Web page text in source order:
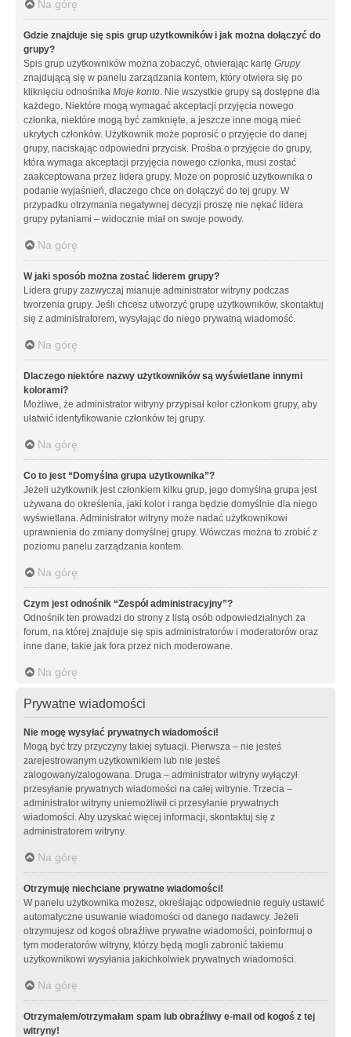
Na górę
Gdzie znajduje się spis grup użytkowników i jak można dołączyć do
grupy?
Spis grup użytkowników można zobaczyć, otwierając kartę Grupy
znajdującą się w panelu zarządzania kontem, który otwiera się po
kliknięciu odnośnika Moje konto. Nie wszystkie grupy są dostępne dla
każdego. Niektóre mogą wymagać akceptacji przyjęcia nowego
członka, niektóre mogą być zamknięte, a jeszcze inne mogą mieć
ukrytych członków. Użytkownik może poprosić o przyjęcie do danej
grupy, naciskając odpowiedni przycisk. Prośba o przyjęcie do grupy,
która wymaga akceptacji przyjęcia nowego członka, musi zostać
zaakceptowana przez lidera grupy. Może on poprosić użytkownika o
podanie wyjaśnień, dlaczego chce on dołączyć do tej grupy. W
przypadku otrzymania negatywnej decyzji proszę nie nękać lidera
grupy pytaniami – widocznie miał on swoje powody.
Na górę
W jaki sposób można zostać liderem grupy?
Lidera grupy zazwyczaj mianuje administrator witryny podczas
tworzenia grupy. Jeśli chcesz utworzyć grupę użytkowników, skontaktuj
się z administratorem, wysyłając do niego prywatną wiadomość.
Na górę
Dlaczego niektóre nazwy użytkowników są wyświetlane innymi
kolorami?
Możliwe, że administrator witryny przypisał kolor członkom grupy, aby
ułatwić identyfikowanie członków tej grupy.
Na górę
Co to jest “Domyślna grupa użytkownika”?
Jeżeli użytkownik jest członkiem kilku grup, jego domyślna grupa jest
używana do określenia, jaki kolor i ranga będzie domyślnie dla niego
wyświetlana. Administrator witryny może nadać użytkownikowi
uprawnienia do zmiany domyślnej grupy. Wówczas można to zrobić z
poziomu panelu zarządzania kontem.
Na górę
Czym jest odnośnik “Zespół administracyjny”?
Odnośnik ten prowadzi do strony z listą osób odpowiedzialnych za
forum, na której znajduje się spis administratorów i moderatorów oraz
inne dane, takie jak fora przez nich moderowane.
Na górę
Prywatne wiadomości
Nie mogę wysyłać prywatnych wiadomości!
Mogą być trzy przyczyny takiej sytuacji. Pierwsza – nie jesteś
zarejestrowanym użytkownikiem lub nie jesteś
zalogowany/zalogowana. Druga – administrator witryny wyłączył
przesyłanie prywatnych wiadomości na całej witrynie. Trzecia –
administrator witryny uniemożliwił ci przesyłanie prywatnych
wiadomości. Aby uzyskać więcej informacji, skontaktuj się z
administratorem witryny.
Na górę
Otrzymuję niechciane prywatne wiadomości!
W panelu użytkownika możesz, określając odpowiednie reguły ustawić
automatyczne usuwanie wiadomości od danego nadawcy. Jeżeli
otrzymujesz od kogoś obraźliwe prywatne wiadomości, poinformuj o
tym moderatorów witryny, którzy będą mogli zabronić takiemu
użytkownikowi wysyłania jakichkolwiek prywatnych wiadomości.
Na górę
Otrzymałem/otrzymałam spam lub obraźliwy e-mail od kogoś z tej
witryny!